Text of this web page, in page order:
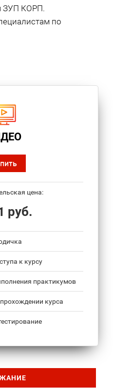
ЗУП КОРП.
по
цена:
руб.
к курсу
практикумов
курса